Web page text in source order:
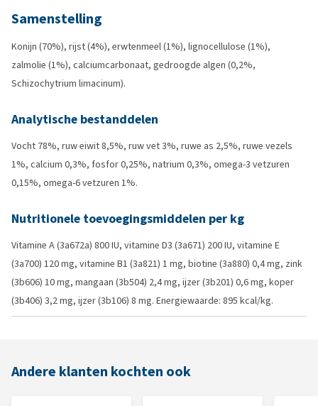
Samenstelling
Konijn (70%), rijst (4%), erwtenmeel (1%), lignocellulose (1%),
zalmolie (1%), calciumcarbonaat, gedroogde algen (0,2%,
Schizochytrium limacinum).
Analytische bestanddelen
Vocht 78%, ruw eiwit 8,5%, ruw vet 3%, ruwe as 2,5%, ruwe vezels
1%, calcium 0,3%, fosfor 0,25%, natrium 0,3%, omega-3 vetzuren
0,15%, omega-6 vetzuren 1%.
Nutritionele toevoegingsmiddelen per kg
Vitamine A (3a672a) 800 IU, vitamine D3 (3a671) 200 IU, vitamine E
(3a700) 120 mg, vitamine B1 (3a821) 1 mg, biotine (3a880) 0,4 mg, zink
(3b606) 10 mg, mangaan (3b504) 2,4 mg, ijzer (3b201) 0,6 mg, koper
(3b406) 3,2 mg, ijzer (3b106) 8 mg. Energiewaarde: 895 kcal/kg.
Andere klanten kochten ook